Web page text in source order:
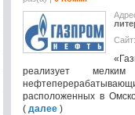
реализует
расположенных в
( далее )